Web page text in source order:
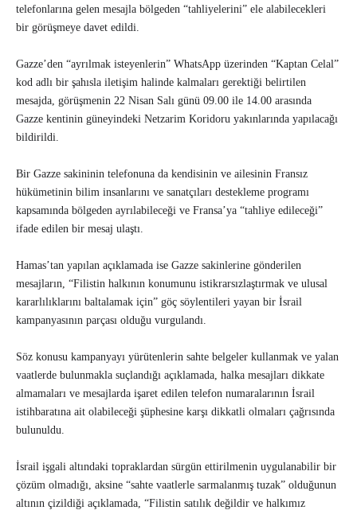
telefonlarına gelen mesajla bölgeden “tahliyelerini” ele alabilecekleri
bir görüşmeye davet edildi.
Gazze’den “ayrılmak isteyenlerin” WhatsApp üzerinden “Kaptan Celal”
kod adlı bir şahısla iletişim halinde kalmaları gerektiği belirtilen
mesajda, görüşmenin 22 Nisan Salı günü 09.00 ile 14.00 arasında
Gazze kentinin güneyindeki Netzarim Koridoru yakınlarında yapılacağı
bildirildi.
Bir Gazze sakininin telefonuna da kendisinin ve ailesinin Fransız
hükümetinin bilim insanlarını ve sanatçıları destekleme programı
kapsamında bölgeden ayrılabileceği ve Fransa’ya “tahliye edileceği”
ifade edilen bir mesaj ulaştı.
Hamas’tan yapılan açıklamada ise Gazze sakinlerine gönderilen
mesajların, “Filistin halkının konumunu istikrarsızlaştırmak ve ulusal
kararlılıklarını baltalamak için” göç söylentileri yayan bir İsrail
kampanyasının parçası olduğu vurgulandı.
Söz konusu kampanyayı yürütenlerin sahte belgeler kullanmak ve yalan
vaatlerde bulunmakla suçlandığı açıklamada, halka mesajları dikkate
almamaları ve mesajlarda işaret edilen telefon numaralarının İsrail
istihbaratına ait olabileceği şüphesine karşı dikkatli olmaları çağrısında
bulunuldu.
İsrail işgali altındaki topraklardan sürgün ettirilmenin uygulanabilir bir
çözüm olmadığı, aksine “sahte vaatlerle sarmalanmış tuzak” olduğunun
altının çizildiği açıklamada, “Filistin satılık değildir ve halkımız